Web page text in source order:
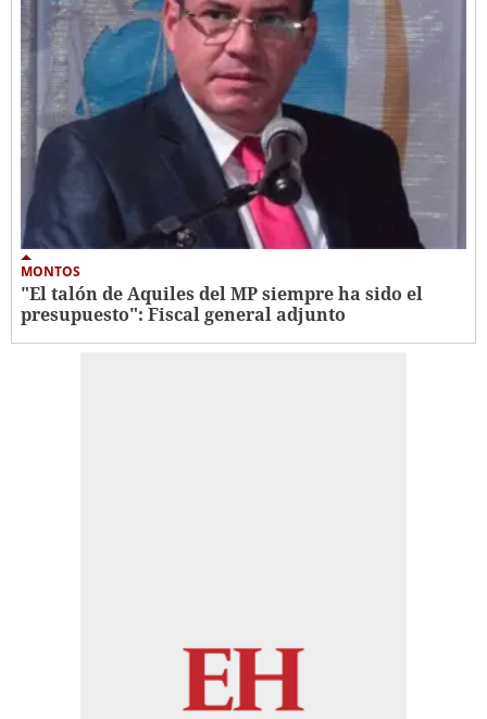
MONTOS
"El talón de Aquiles del MP siempre ha sido el
presupuesto": Fiscal general adjunto